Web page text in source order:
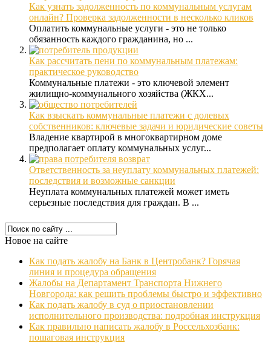
Как узнать задолженность по коммунальным услугам
онлайн? Проверка задолженности в несколько кликов
Оплатить коммунальные услуги - это не только
обязанность каждого гражданина, но ...
Как рассчитать пени по коммунальным платежам:
практическое руководство
Коммунальные платежи - это ключевой элемент
жилищно-коммунального хозяйства (ЖКХ...
Как взыскать коммунальные платежи с долевых
собственников: ключевые задачи и юридические советы
Владение квартирой в многоквартирном доме
предполагает оплату коммунальных услуг...
Ответственность за неуплату коммунальных платежей:
последствия и возможные санкции
Неуплата коммунальных платежей может иметь
серьезные последствия для граждан. В ...
Новое на сайте
Как подать жалобу на Банк в Центробанк? Горячая
линия и процедура обращения
Жалобы на Департамент Транспорта Нижнего
Новгорода: как решить проблемы быстро и эффективно
Как подать жалобу в суд о приостановлении
исполнительного производства: подробная инструкция
Как правильно написать жалобу в Россельхозбанк:
пошаговая инструкция